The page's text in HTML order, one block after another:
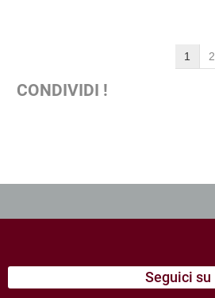
1 2
CONDIVIDI !
Seguici su